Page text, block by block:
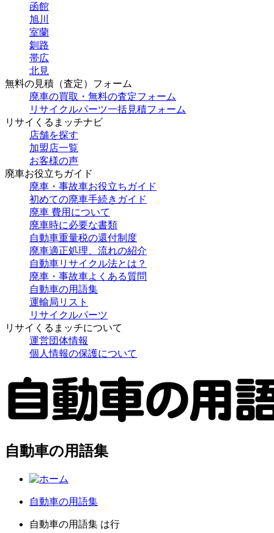
函館
旭川
室蘭
釧路
帯広
北見
無料の見積（査定）フォーム
廃車の買取・無料の査定フォーム
リサイクルパーツ一括見積フォーム
リサイくるまッチナビ
店舗を探す
加盟店一覧
お客様の声
廃車お役立ちガイド
廃車・事故車お役立ちガイド
初めての廃車手続きガイド
廃車 費用について
廃車時に必要な書類
自動車重量税の還付制度
廃車適正処理、流れの紹介
自動車リサイクル法とは？
廃車・事故車よくある質問
自動車の用語集
運輸局リスト
リサイクルパーツ
リサイくるまッチについて
運営団体情報
個人情報の保護について
自動車の用語集
自動車の用語集
自動車の用語集 は行